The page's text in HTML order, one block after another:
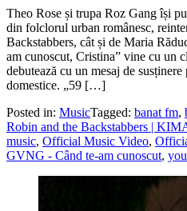
Theo Rose și trupa Roz Gang își
din folclorul urban românesc,
Backstabbers, cât și de Maria
am cunoscut, Cristina” vine cu un
debutează cu un mesaj de
domestice. „59 […]
Posted in: MusicTagged: banat fm,
Robin and the Backstabbers |
music, Official Music Video,
GVNG - Când te-am cunoscut,